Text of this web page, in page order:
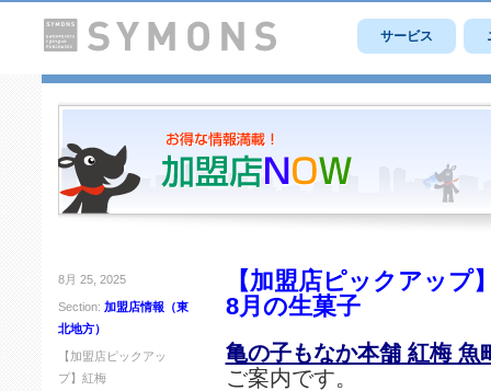
サービス
8月 25, 2025
Section: 加盟店情報（東
北地方）
【加盟店ピックアッ
プ】紅梅
【加盟店ピックアップ
8月の生菓子
亀の子もなか本舗 紅梅 魚
ご案内です。